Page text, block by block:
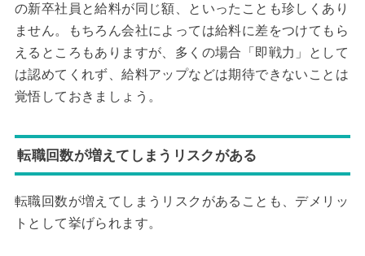
の新卒社員と給料が同じ額、といったことも珍しくあり
ません。もちろん会社によっては給料に差をつけてもら
えるところもありますが、多くの場合「即戦力」として
は認めてくれず、給料アップなどは期待できないことは
覚悟しておきましょう。
転職回数が増えてしまうリスクがある
転職回数が増えてしまうリスクがあることも、デメリッ
トとして挙げられます。